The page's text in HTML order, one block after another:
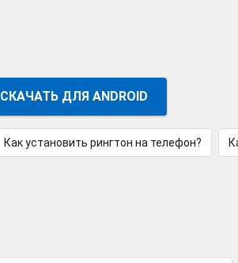
СКАЧАТЬ ДЛЯ ANDROID
Как установить рингтон на телефон?